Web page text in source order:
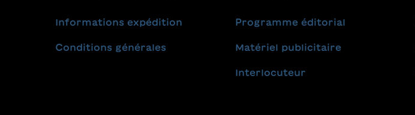
Informations expédition
Conditions générales
Programme éditorial
Matériel publicitaire
Interlocuteur